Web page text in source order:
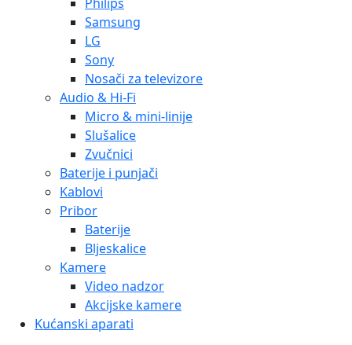
Samsung
LG
Sony
Nosači za televizore
Audio & Hi-Fi
Micro & mini-linije
Slušalice
Zvučnici
Baterije i punjači
Kablovi
Pribor
Baterije
Bljeskalice
Kamere
Video nadzor
Akcijske kamere
Kućanski aparati